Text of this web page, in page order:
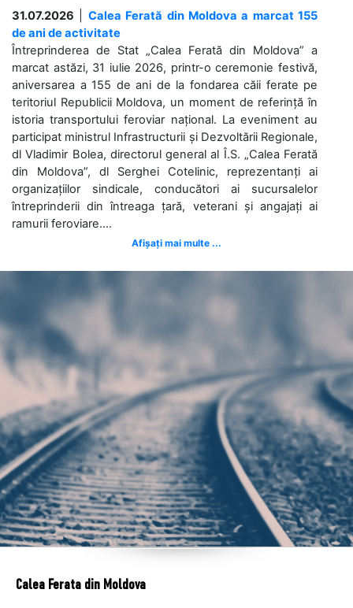
31.07.2026
Calea Ferată din Moldova a marcat 155
de ani de activitate
Întreprinderea de Stat „Calea Ferată din Moldova” a
marcat astăzi, 31 iulie 2026, printr-o ceremonie festivă,
aniversarea a 155 de ani de la fondarea căii ferate pe
teritoriul Republicii Moldova, un moment de referință în
istoria transportului feroviar național. La eveniment au
participat ministrul Infrastructurii și Dezvoltării Regionale,
dl Vladimir Bolea, directorul general al Î.S. „Calea Ferată
din Moldova”, dl Serghei Cotelinic, reprezentanți ai
organizațiilor sindicale, conducători ai sucursalelor
întreprinderii din întreaga țară, veterani și angajați ai
ramurii feroviare....
Afișați mai multe ...
Calea Ferata din Moldova